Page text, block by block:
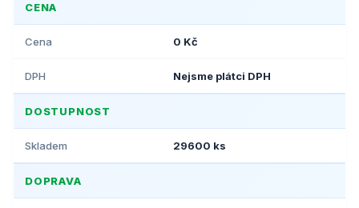
CENA
Cena 0 Kč
DPH Nejsme plátci DPH
DOSTUPNOST
Skladem 29600 ks
DOPRAVA